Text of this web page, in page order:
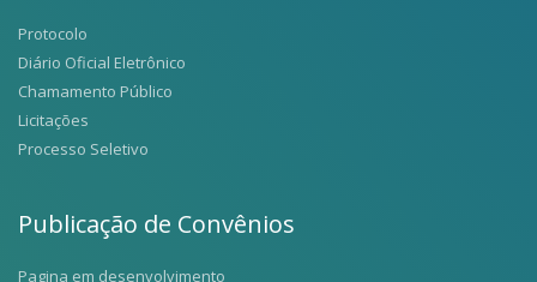
Protocolo
Diário Oficial Eletrônico
Chamamento Público
Licitações
Processo Seletivo
Publicação de Convênios
Pagina em desenvolvimento